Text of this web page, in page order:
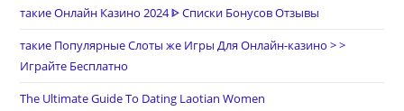
такие Онлайн Казино 2024 ᐈ Списки Бонусов Отзывы
такие Популярные Слоты же Игры Для Онлайн-казино > >
Играйте Бесплатно
The Ultimate Guide To Dating Laotian Women